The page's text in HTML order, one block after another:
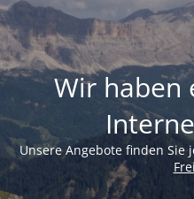
Wir haben
Unsere Angebote finden Sie